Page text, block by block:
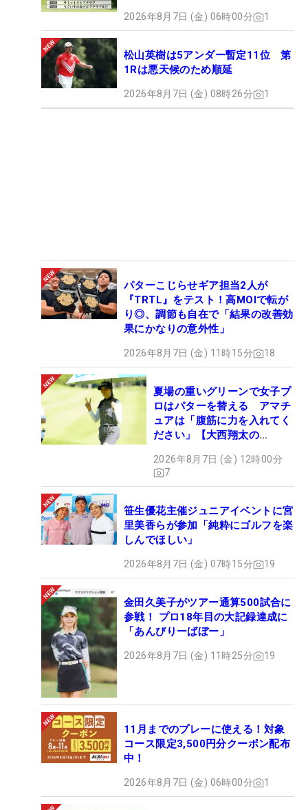
2026年8月7日 (金) 06時00分 1
松山英樹は5アンダー暫定11位 第
1Rは悪天候のため順延
2026年8月7日 (金) 08時26分 1
パターこじらせギア担当2人が
『TRTL』をテスト！高MOIで転が
り◎、調節も自在で「結果の改善効
果にかなりの意外性」
2026年8月7日 (金) 11時15分 18
夏場の重いグリーンで女子プ
ロはパターを替える アマチ
ュアは「腹筋に力を入れてく
ださい」【大西翔太の
2026年8月7日 (金) 12時00分
7
笹生優花主催ジュニアイベントに宮
里美香らが参加「純粋にゴルフを楽
しんでほしい」
2026年8月7日 (金) 07時15分 19
金田久美子がツアー通算500試合に
参戦！ プロ18年目の大記録達成に
「あんびりーばぼー」
2026年8月7日 (金) 11時25分 19
11月までのプレーに使える！対象
コース限定3,500円分クーポン配布
中！
2026年8月7日 (金) 06時00分 1